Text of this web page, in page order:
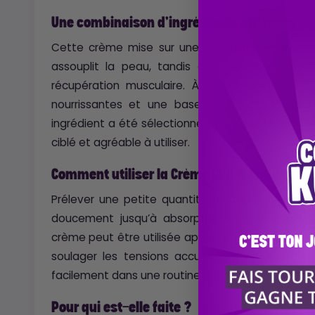
Une combinaison d’ingrédients efficaces
Cette crème mise sur une formulation
assouplit la peau, tandis que l’arnica
récupération musculaire. À ces deux actifs
nourrissantes et une base douce qui
ingrédient a été sélectionné pour son rôle
ciblé et agréable à utiliser.
Comment utiliser la Crème CBD & Arnica ?
Prélever une petite quantité et appliquer
doucement jusqu’à absorption complète
crème peut être utilisée après l’effort pour
soulager les tensions accumulées ou dès que
facilement dans une routine sportive ou bien-
Pour qui est-elle faite ?